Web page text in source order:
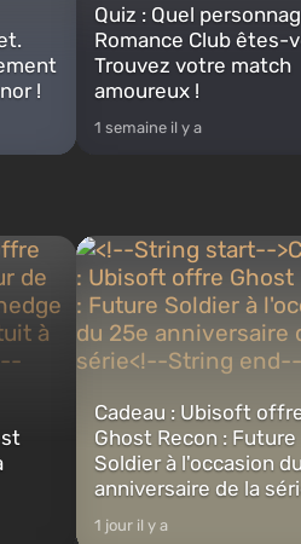
!
Quiz : Quel
Romance Club êtes-
Trouvez votre match
amoureux !
1 semaine il y a
Cadeau : Ubisoft
Ghost Recon : Future
Soldier à l'occasion
anniversaire de la
1 jour il y a